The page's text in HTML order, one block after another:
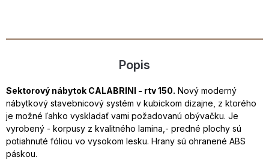
Popis
Sektorový nábytok CALABRINI - rtv 150. Nový moderný
nábytkový stavebnicový systém v kubickom dizajne, z ktorého
je možné ľahko vyskladať vami požadovanú obývačku. Je
vyrobený - korpusy z kvalitného lamina,- predné plochy sú
potiahnuté fóliou vo vysokom lesku. Hrany sú ohranené ABS
páskou.